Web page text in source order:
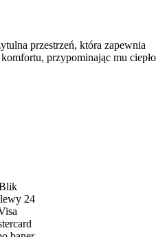
przestrzeń, która zapewnia
przypominając mu ciepło